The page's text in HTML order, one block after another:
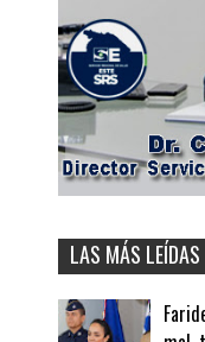
LAS MÁS LEÍDAS